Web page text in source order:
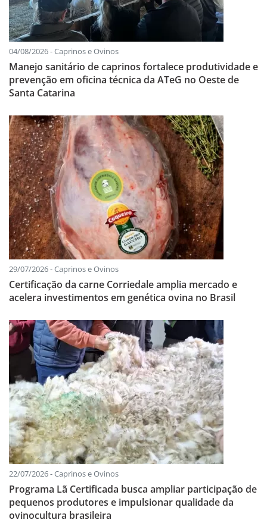
04/08/2026 - Caprinos e Ovinos
Manejo sanitário de caprinos fortalece produtividade e
prevenção em oficina técnica da ATeG no Oeste de
Santa Catarina
29/07/2026 - Caprinos e Ovinos
Certificação da carne Corriedale amplia mercado e
acelera investimentos em genética ovina no Brasil
22/07/2026 - Caprinos e Ovinos
Programa Lã Certificada busca ampliar participação de
pequenos produtores e impulsionar qualidade da
ovinocultura brasileira